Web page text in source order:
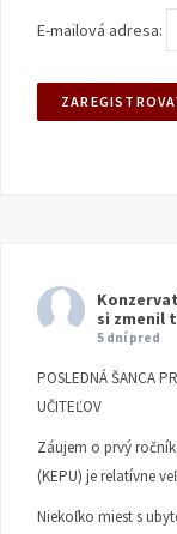
E-mailová adresa:
si zmenil
5 dní pred
POSLEDNÁ ŠANCA
UČITEĽOV
Záujem o prvý
(KEPU) je relatívne
Niekoľko miest s